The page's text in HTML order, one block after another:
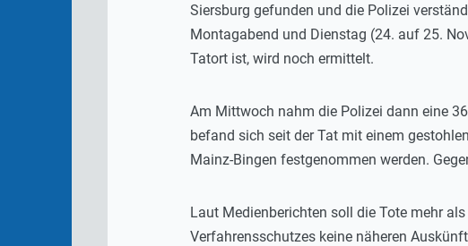
Siersburg gefunden und die Polizei
Montagabend und Dienstag (24. auf 25.
Tatort ist, wird noch ermittelt.
Am Mittwoch nahm die Polizei dann eine
befand sich seit der Tat mit einem
Mainz-Bingen festgenommen werden.
Laut Medienberichten soll die Tote mehr
Verfahrensschutzes keine näheren